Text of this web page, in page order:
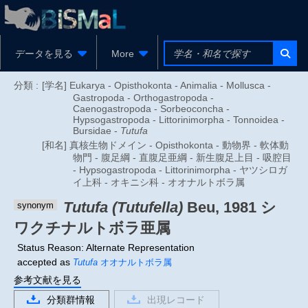
データを見る More
分類 : [学名] Eukarya - Opisthokonta - Animalia - Mollusca -
Gastropoda - Orthogastropoda -
Caenogastropoda - Sorbeoconcha -
Hypsogastropoda - Littorinimorpha - Tonnoidea -
Bursidae - Tutufa
[和名] 真核生物ドメイン - Opisthokonta - 動物界 - 軟体動
物門 - 腹足綱 - 直腹足亜綱 - 新生腹足上目 - 吸腔目
- Hypsogastropoda - Littorinimorpha - ヤツシロガ
イ上科 - オキニシ科 - オオナルトボラ属
synonym Tutufa (Tutufella) Beu, 1981 シ
ワクチナルトボラ亜属
Status Reason: Alternate Representation
accepted as Tutufa オオナルトボラ属
参考文献を見る
分類群情報
出現レコード